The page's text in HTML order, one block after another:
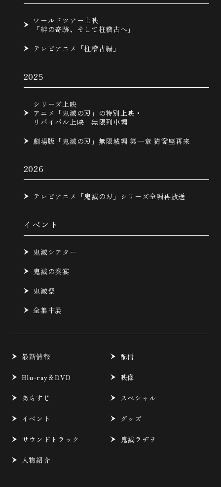
ワールドツアー上映
「絆の奇跡、そして柱稽古へ」
テレビアニメ「柱稽古編」
2025
シリーズ上映
アニメ「鬼滅の刃」の特別上映・
リバイバル上映 無限列車編
劇場版「鬼滅の刃」無限城編 第一章 猗窩座再来
2026
テレビアニメ「鬼滅の刃」シリーズ全編再放送
イベント
鬼滅シアター
鬼滅の奏宴
鬼滅祭
全集中展
最新情報 配信
Blu-ray＆DVD 映像
あらすじ スペシャル
イベント グッズ
サウンドトラック 鬼滅ラヂヲ
人物紹介